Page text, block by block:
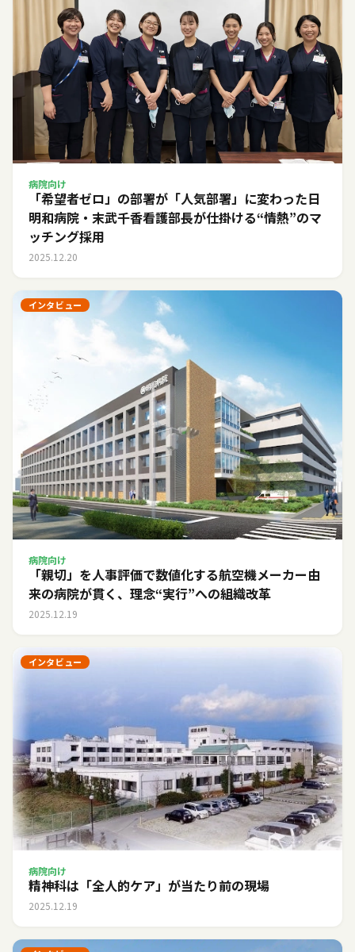
病院向け
「希望者ゼロ」の部署が「人気部署」に変わった日――
明和病院・末武千香看護部長が仕掛ける“情熱”のマ
ッチング採用
2025.12.20
インタビュー
病院向け
「親切」を人事評価で数値化する――航空機メーカー由
来の病院が貫く、理念“実行”への組織改革
2025.12.19
インタビュー
病院向け
精神科は「全人的ケア」が当たり前の現場
2025.12.19